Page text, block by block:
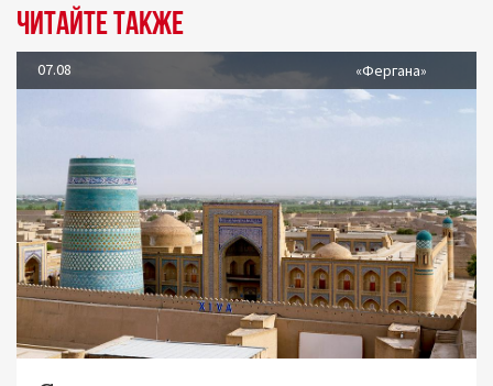
Читайте также
07.08 «Фергана»